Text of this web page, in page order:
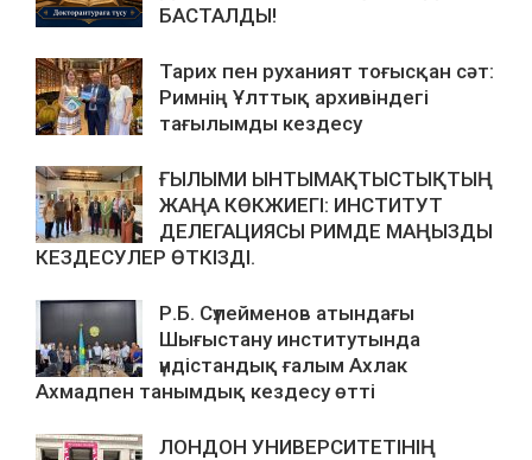
БАСТАЛДЫ!
Тарих пен руханият тоғысқан сәт:
Римнің Ұлттық архивіндегі
тағылымды кездесу
ҒЫЛЫМИ ЫНТЫМАҚТЫСТЫҚТЫҢ
ЖАҢА КӨКЖИЕГІ: ИНСТИТУТ
ДЕЛЕГАЦИЯСЫ РИМДЕ МАҢЫЗДЫ
КЕЗДЕСУЛЕР ӨТКІЗДІ.
Р.Б. Сүлейменов атындағы
Шығыстану институтында
үндістандық ғалым Ахлак
Ахмадпен танымдық кездесу өтті
ЛОНДОН УНИВЕРСИТЕТІНІҢ